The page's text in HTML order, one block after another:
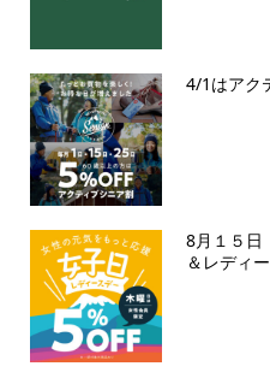
4/1はアク
8月１５日
＆レディ